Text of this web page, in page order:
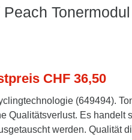
CHF 36,50
(649494).
Qualitätsverlust. Es handelt
werden. Qualität